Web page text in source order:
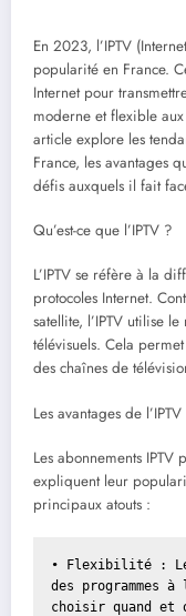
En 2023, l’IPTV
popularité en France.
Internet pour
moderne et flexible
article explore les
France, les avantages
défis auxquels il fait
Qu’est-ce que l’IPTV ?
L’IPTV se réfère à la
protocoles Internet.
satellite, l’IPTV utilise
télévisuels. Cela
des chaînes de
Les avantages de l’IPTV
Les abonnements IPTV
expliquent leur
principaux atouts :
• Flexibilité :
des programmes
choisir quand et